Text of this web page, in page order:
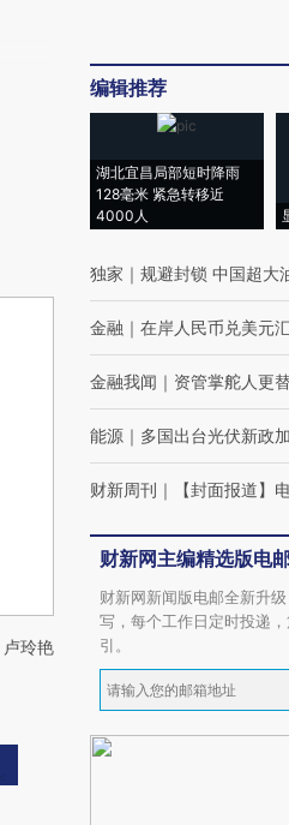
玲艳
编辑推荐
湖北宜昌局部短时降雨
128毫米 紧急转移近
4000人
独家 ｜ 规避封锁 中国超大
金融 ｜ 在岸人民币兑美元
金融我闻 ｜ 资管掌舵人更
能源 ｜ 多国出台光伏新政
财新周刊 ｜ 【封面报道】
财新网主编精选版电
财新网新闻版电邮全新升
写，每个工作日定时投递
引。